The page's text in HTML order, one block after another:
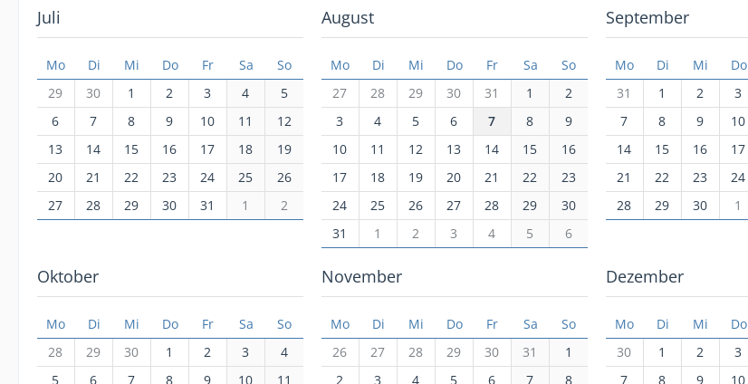
Juli
Mo Di Mi Do Fr Sa
So
29
30 1 2 3 4
5
6
7 8 9 10 11
12
13
14 15 16 17 18
19
20
21 22 23 24 25
26
27
28 29 30 31 1 2
August
Mo Di Mi Do Fr Sa
So
27
28 29 30 31 1
2
3
4 5 6 7 8
9
10
11 12 13 14 15
16
17
18 19 20 21 22
23
24
25 26 27 28 29
30
31
1 2 3 4 5 6
September
Mo Di Mi Do
31
1 2 3
7
8 9 10
14
15 16 17
21
22 23 24
28
29 30 1
Oktober
Mo Di Mi Do Fr Sa
So
28
29 30 1 2 3
4
5
6 7 8 9 10 11
November
Mo Di Mi Do Fr Sa
So
26
27 28 29 30 31
1
2
3 4 5 6 7 8
Dezember
Mo Di Mi Do
30
1 2 3
7
8 9 10